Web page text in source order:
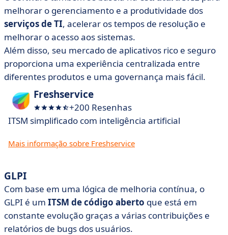
melhorar o gerenciamento e a produtividade dos
serviços de TI, acelerar os tempos de resolução e
melhorar o acesso aos sistemas.
Além disso, seu mercado de aplicativos rico e seguro
proporciona uma experiência centralizada entre
diferentes produtos e uma governança mais fácil.
Freshservice
+200 Resenhas
ITSM simplificado com inteligência artificial
Mais informação sobre Freshservice
GLPI
Com base em uma lógica de melhoria contínua, o
GLPI é um ITSM de código aberto que está em
constante evolução graças a várias contribuições e
relatórios de bugs dos usuários.